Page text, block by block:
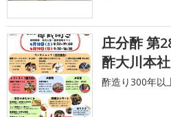
庄分酢 第
酢大川本社
酢造り300年以